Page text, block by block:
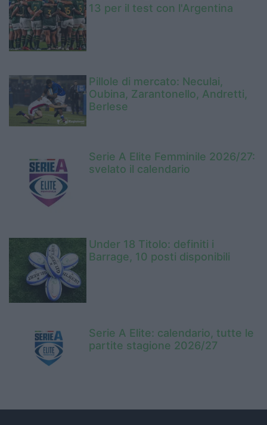
13 per il test con l'Argentina
Pillole di mercato: Neculai,
Oubina, Zarantonello, Andretti,
Berlese
Serie A Elite Femminile 2026/27:
svelato il calendario
Under 18 Titolo: definiti i
Barrage, 10 posti disponibili
Serie A Elite: calendario, tutte le
partite stagione 2026/27